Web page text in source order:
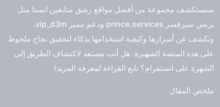
سنستكشف مجموعة من أفضل مواقع رشق متابعين انستا مثل
برنس سيرفسز prince.services ودعم مميز vip_d3m،
ونكشف عن أسرارها وكيفية استخدامها بذكاء لتحقيق نجاح ملحوظ
على هذه المنصة الشهيرة. هل أنت مستعد لاكتشاف الطريق إلى
الشهرة على انستقرام؟ تابع القراءة لمعرفة المزيد!
ملخص المقال